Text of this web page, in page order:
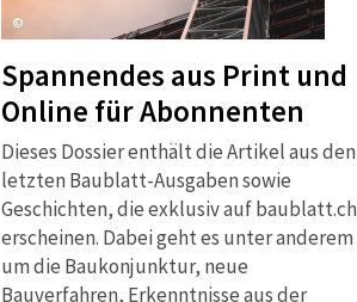
©
Spannendes aus Print und
Online für Abonnenten
Dieses Dossier enthält die Artikel aus den
letzten Baublatt-Ausgaben sowie
Geschichten, die exklusiv auf baublatt.ch
erscheinen. Dabei geht es unter anderem
um die Baukonjunktur, neue
Bauverfahren, Erkenntnisse aus der